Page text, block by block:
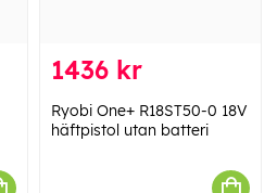
1436 kr
Ryobi One+ R18ST50-0 18V
häftpistol utan batteri